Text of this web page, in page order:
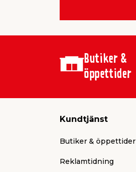
Butiker &
öppettider
Kundtjänst
Butiker & öppettider
Reklamtidning